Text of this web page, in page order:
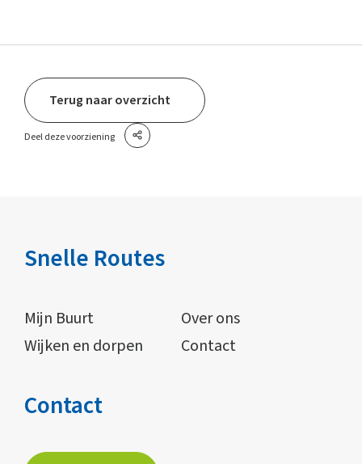
Terug naar overzicht
Deel deze voorziening
Snelle Routes
Mijn Buurt
Over ons
Wijken en dorpen
Contact
Contact